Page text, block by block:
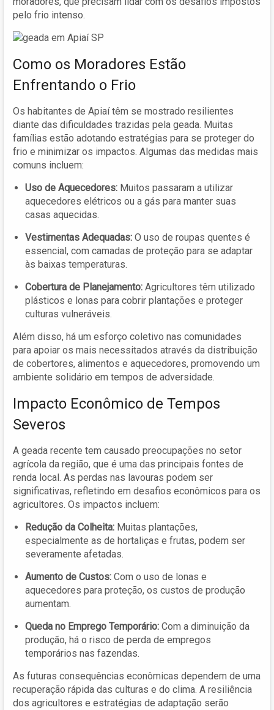
pelo frio intenso.
Como os Moradores Estão
Enfrentando o Frio
Os habitantes de Apiaí têm se mostrado resilientes
diante das dificuldades trazidas pela geada. Muitas
famílias estão adotando estratégias para se proteger do
frio e minimizar os impactos. Algumas das medidas mais
comuns incluem:
Uso de Aquecedores: Muitos passaram a utilizar
aquecedores elétricos ou a gás para manter suas
casas aquecidas.
Vestimentas Adequadas: O uso de roupas quentes é
essencial, com camadas de proteção para se adaptar
às baixas temperaturas.
Cobertura de Planejamento: Agricultores têm utilizado
plásticos e lonas para cobrir plantações e proteger
culturas vulneráveis.
Além disso, há um esforço coletivo nas comunidades
para apoiar os mais necessitados através da distribuição
de cobertores, alimentos e aquecedores, promovendo um
ambiente solidário em tempos de adversidade.
Impacto Econômico de Tempos
Severos
A geada recente tem causado preocupações no setor
agrícola da região, que é uma das principais fontes de
renda local. As perdas nas lavouras podem ser
significativas, refletindo em desafios econômicos para os
agricultores. Os impactos incluem:
Redução da Colheita: Muitas plantações,
especialmente as de hortaliças e frutas, podem ser
severamente afetadas.
Aumento de Custos: Com o uso de lonas e
aquecedores para proteção, os custos de produção
aumentam.
Queda no Emprego Temporário: Com a diminuição da
produção, há o risco de perda de empregos
temporários nas fazendas.
As futuras consequências econômicas dependem de uma
recuperação rápida das culturas e do clima. A resiliência
dos agricultores e estratégias de adaptação serão